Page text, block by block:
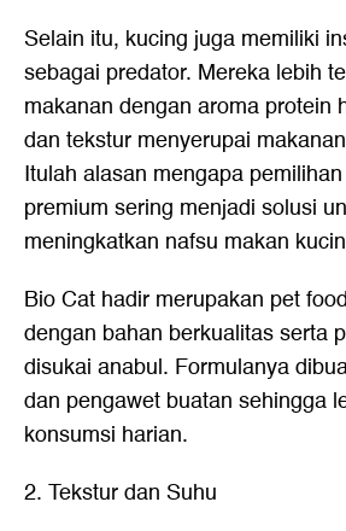
Selain itu, kucing juga memiliki
sebagai predator. Mereka lebih
makanan dengan aroma protein
dan tekstur menyerupai
Itulah alasan mengapa
premium sering menjadi solusi
meningkatkan nafsu makan
Bio Cat hadir merupakan pet
dengan bahan berkualitas serta
disukai anabul. Formulanya
dan pengawet buatan sehingga
konsumsi harian.
2. Tekstur dan Suhu